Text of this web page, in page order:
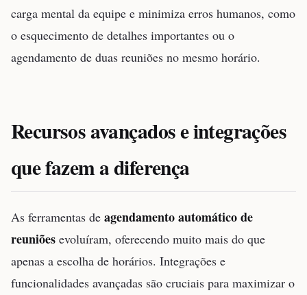
carga mental da equipe e minimiza erros humanos, como
o esquecimento de detalhes importantes ou o
agendamento de duas reuniões no mesmo horário.
Recursos avançados e integrações
que fazem a diferença
As ferramentas de agendamento automático de
reuniões evoluíram, oferecendo muito mais do que
apenas a escolha de horários. Integrações e
funcionalidades avançadas são cruciais para maximizar o